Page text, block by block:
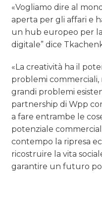
«Vogliamo dire al
aperta per gli affari e
un hub europeo per
digitale” dice
«La creatività ha il
problemi commerciali,
grandi problemi
partnership di Wpp
a fare entrambe le
potenziale
contempo la ripresa
ricostruire la vita
garantire un futuro